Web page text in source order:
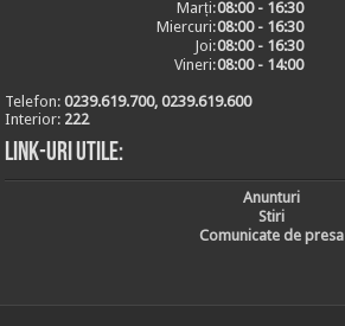
Marți:08:00 - 16:30
Miercuri:08:00 - 16:30
Joi:08:00 - 16:30
Vineri:08:00 - 14:00
Telefon:0239.619.700, 0239.619.600
Interior: 222
Link-uri utile:
Anunturi
Stiri
Comunicate de presa